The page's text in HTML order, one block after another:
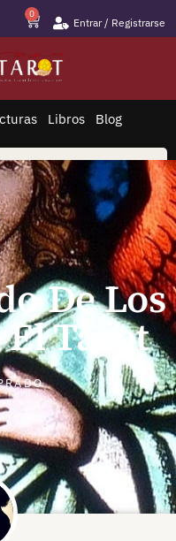
0
Entrar / Registrarse
Libros Blog
De Los
Tarot